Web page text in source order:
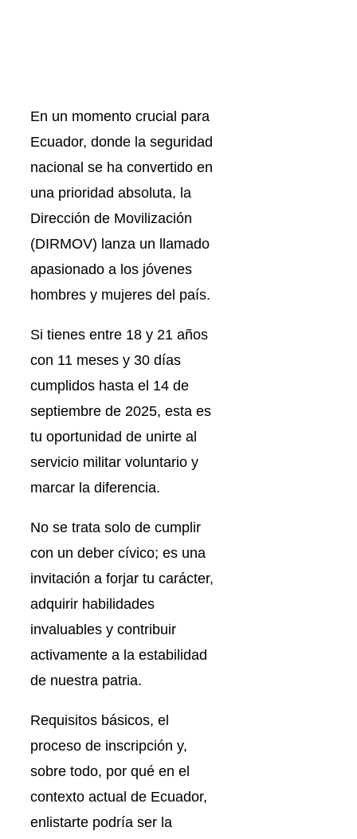
En un momento crucial para
Ecuador, donde la seguridad
nacional se ha convertido en
una prioridad absoluta, la
Dirección de Movilización
(DIRMOV) lanza un llamado
apasionado a los jóvenes
hombres y mujeres del país.
Si tienes entre 18 y 21 años
con 11 meses y 30 días
cumplidos hasta el 14 de
septiembre de 2025, esta es
tu oportunidad de unirte al
servicio militar voluntario y
marcar la diferencia.
No se trata solo de cumplir
con un deber cívico; es una
invitación a forjar tu carácter,
adquirir habilidades
invaluables y contribuir
activamente a la estabilidad
de nuestra patria.
Requisitos básicos, el
proceso de inscripción y,
sobre todo, por qué en el
contexto actual de Ecuador,
enlistarte podría ser la